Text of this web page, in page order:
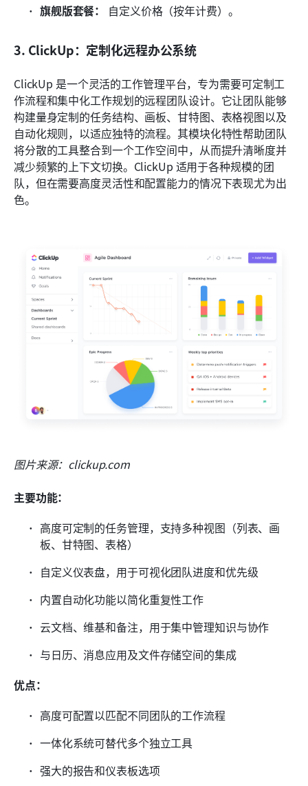
旗舰版套餐：
自定义价格（按年计费）。
3. ClickUp：定制化远程办公系统
ClickUp 是一个灵活的工作管理平台，专为需要可定制工
作流程和集中化工作规划的远程团队设计。它让团队能够
构建量身定制的任务结构、画板、甘特图、表格视图以及
自动化规则，以适应独特的流程。其模块化特性帮助团队
将分散的工具整合到一个工作空间中，从而提升清晰度并
减少频繁的上下文切换。ClickUp 适用于各种规模的团
队，但在需要高度灵活性和配置能力的情况下表现尤为出
色。
图片来源：clickup.com
主要功能：
高度可定制的任务管理，支持多种视图（列表、画
板、甘特图、表格）
自定义仪表盘，用于可视化团队进度和优先级
内置自动化功能以简化重复性工作
云文档、维基和备注，用于集中管理知识与协作
与日历、消息应用及文件存储空间的集成
优点：
高度可配置以匹配不同团队的工作流程
一体化系统可替代多个独立工具
强大的报告和仪表板选项